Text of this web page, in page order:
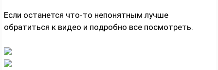
Если останется что-то непонятным лучше
обратиться к видео и подробно все посмотреть.